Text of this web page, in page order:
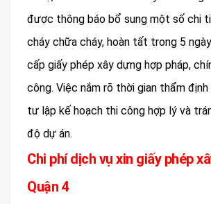
được thông báo bổ sung một số chi
cháy chữa cháy, hoàn tất trong 5
cấp giấy phép xây dựng hợp pháp,
công. Việc nắm rõ thời gian thẩm
tư lập kế hoạch thi công hợp lý và
độ dự án.
Chi phí dịch vụ xin giấy phép
Quận 4